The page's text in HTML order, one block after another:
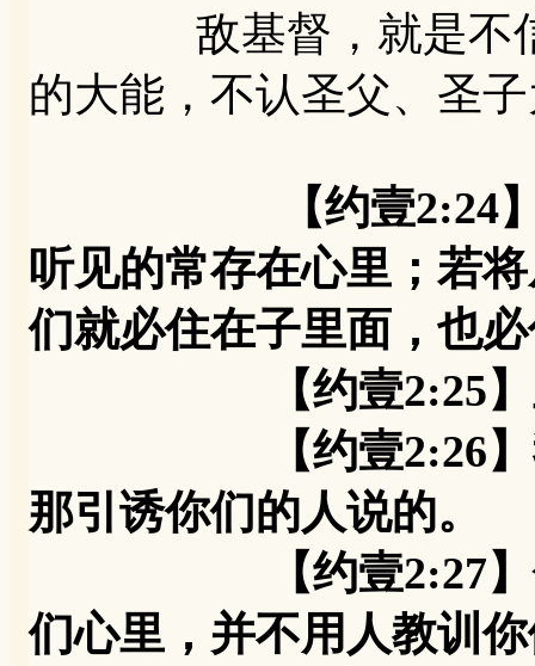
敌基督，就是不信
的大能，不认圣父、圣
【约壹2:24
听见的常存在心里；若
们就必住在子里面，也
【约壹2:25】主所
【约壹2:26】我将
那引诱你们的人说的。
【约壹2:27】你们
们心里，并不用人教训